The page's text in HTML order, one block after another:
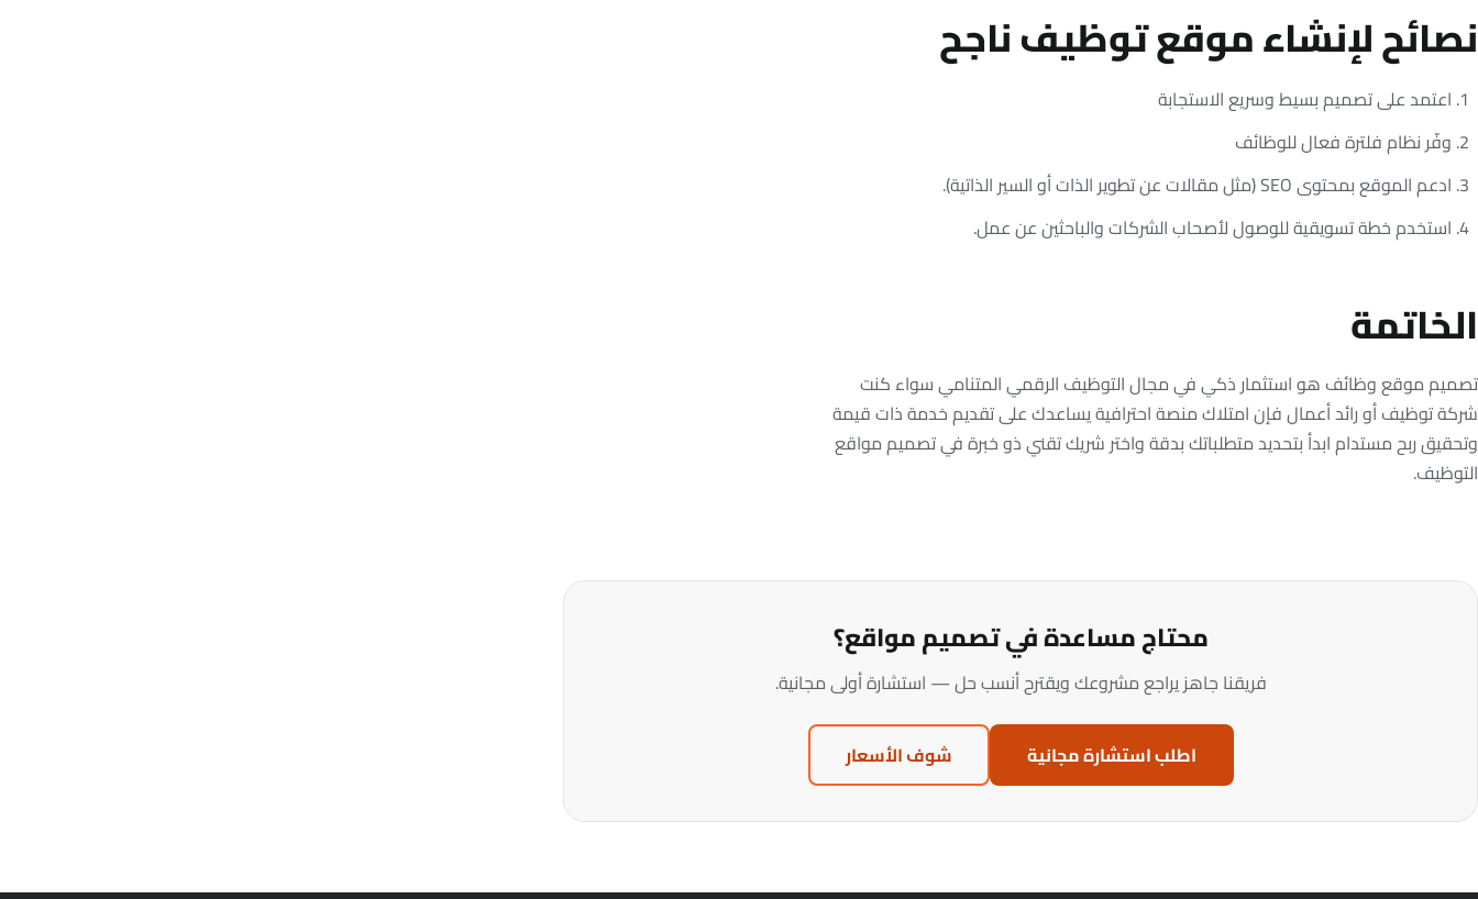
نصائح لإنشاء موقع توظيف ناجح
اعتمد على تصميم بسيط وسريع الاستجابة
وفّر نظام فلترة فعال للوظائف
ادعم الموقع بمحتوى SEO (مثل مقالات عن تطوير الذات أو السير الذاتية).
استخدم خطة تسويقية للوصول لأصحاب الشركات والباحثين عن عمل.
الخاتمة
تصميم موقع وظائف هو استثمار ذكي في مجال التوظيف الرقمي المتنامي سواء كنت
شركة توظيف أو رائد أعمال فإن امتلاك منصة احترافية يساعدك على تقديم خدمة ذات قيمة
وتحقيق ربح مستدام ابدأ بتحديد متطلباتك بدقة واختر شريك تقني ذو خبرة في تصميم مواقع
التوظيف.
محتاج مساعدة في تصميم مواقع؟
فريقنا جاهز يراجع مشروعك ويقترح أنسب حل — استشارة أولى مجانية.
اطلب استشارة مجانية شوف الأسعار